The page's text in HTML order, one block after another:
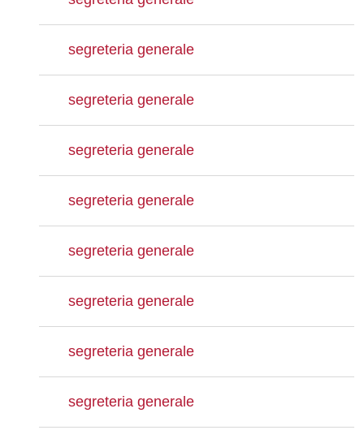
segreteria generale
segreteria generale
segreteria generale
segreteria generale
segreteria generale
segreteria generale
segreteria generale
segreteria generale